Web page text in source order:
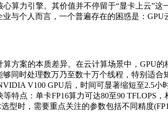
力引擎。其价值并不停留于“显卡上云”这
与个人而言，一个普遍存在的困惑是：
案的本质差异。在云计算场景中，GPU的
同时处理数万乃至数十万个线程，特别适
V100 GPU后，时间可显著缩短至2.5
特点：单卡FP16算力可达80至90 TFLOPS
时，需要重点关注的参数包括不同精度